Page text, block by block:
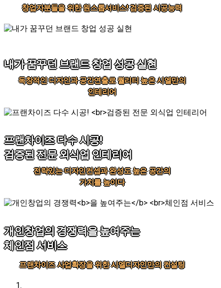
창업자분들을 위한 원스톱서비스! 검증된 시공능력
내가 꿈꾸던 브랜드 창업 성공 실현
독창적인 디자인과 공간연출로 퀄리티 높은 시엘만의
인테리어
프랜차이즈 다수 시공!
검증된 전문 외식업 인테리어
전략있는 디자인컨셉과 완성도 높은 공간의
가치를 높이다
개인창업의 경쟁력을 높여주는
체인점 서비스
프랜차이즈 사업확장을 위한 시엘디자인만의 컨설팅